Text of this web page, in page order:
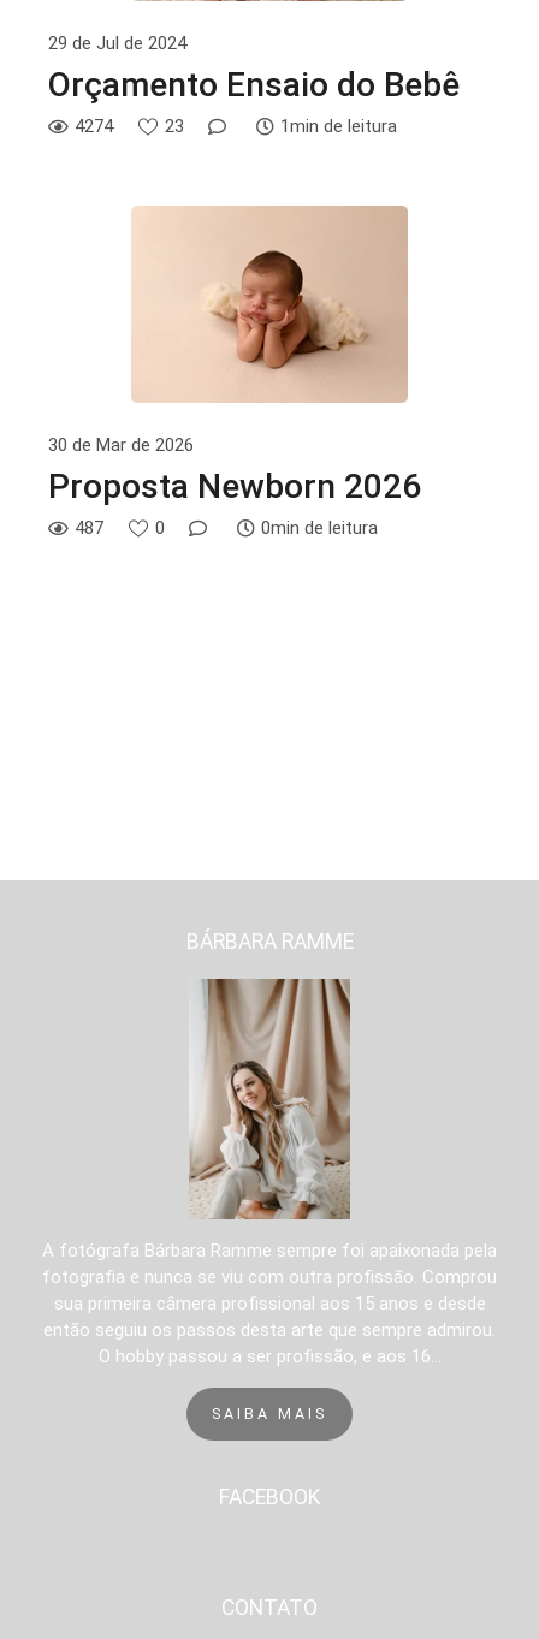
29 de Jul de 2024
Orçamento Ensaio do Bebê
4274 23 1min de leitura
30 de Mar de 2026
Proposta Newborn 2026
487 0 0min de leitura
BÁRBARA RAMME
A fotógrafa Bárbara Ramme sempre foi apaixonada pela
fotografia e nunca se viu com outra profissão. Comprou
sua primeira câmera profissional aos 15 anos e desde
então seguiu os passos desta arte que sempre admirou.
O hobby passou a ser profissão, e aos 16...
SAIBA MAIS
FACEBOOK
CONTATO